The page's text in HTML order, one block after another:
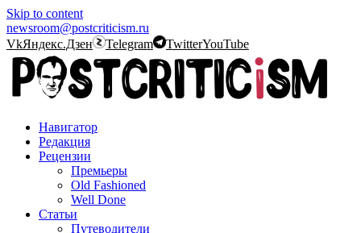
Skip to content
newsroom@postcriticism.ru
VkЯндекс.Дзен Telegram TwitterYouTube
Навигатор
Редакция
Рецензии
Премьеры
Old Fashioned
Well Done
Статьи
Путеводители